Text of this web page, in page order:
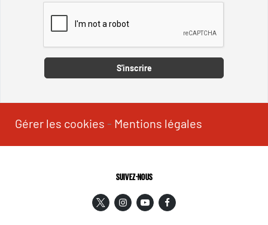
S'inscrire
Gérer les cookies - Mentions légales
SUIVEZ-NOUS